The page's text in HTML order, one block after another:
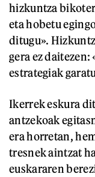
hizkuntza
eta hobetu
ditugu».
gera ez daitezen:
estrategiak
Ikerrek eskura
antzekoak
era horretan,
tresnek aintzat
euskararen